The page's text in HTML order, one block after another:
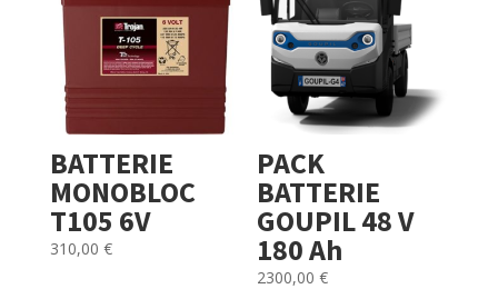
BATTERIE
MONOBLOC
T105 6V
310,00 €
PACK
BATTERIE
GOUPIL 48 V
180 Ah
2300,00€